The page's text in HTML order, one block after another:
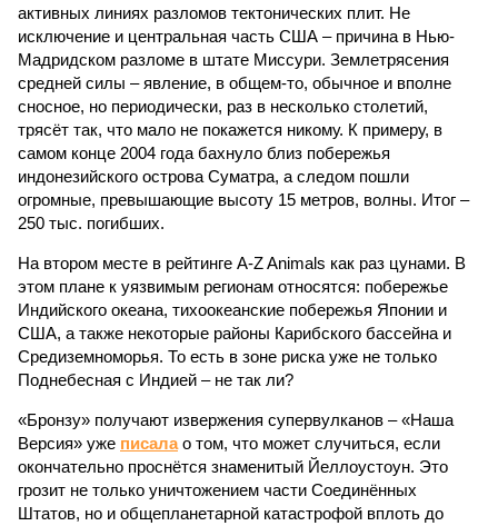
активных линиях разломов тектонических плит. Не
исключение и центральная часть США – причина в Нью-
Мадридском разломе в штате Миссури. Землетрясения
средней силы – явление, в общем-то, обычное и вполне
сносное, но периодически, раз в несколько столетий,
трясёт так, что мало не покажется никому. К примеру, в
самом конце 2004 года бахнуло близ побережья
индонезийского острова Суматра, а следом пошли
огромные, превышающие высоту 15 метров, волны. Итог –
250 тыс. погибших.
На втором месте в рейтинге A-Z Animals как раз цунами. В
этом плане к уязвимым регионам относятся: побережье
Индийского океана, тихо­океанские побережья Японии и
США, а также некоторые районы Карибского бассейна и
Средиземноморья. То есть в зоне риска уже не только
Поднебесная с Индией – не так ли?
«Бронзу» получают извержения супервулканов – «Наша
Версия» уже писалао том, что может случиться, если
окончательно проснётся знаменитый Йеллоустоун. Это
грозит не только уничтожением части Соединённых
Штатов, но и общепланетарной катастрофой вплоть до